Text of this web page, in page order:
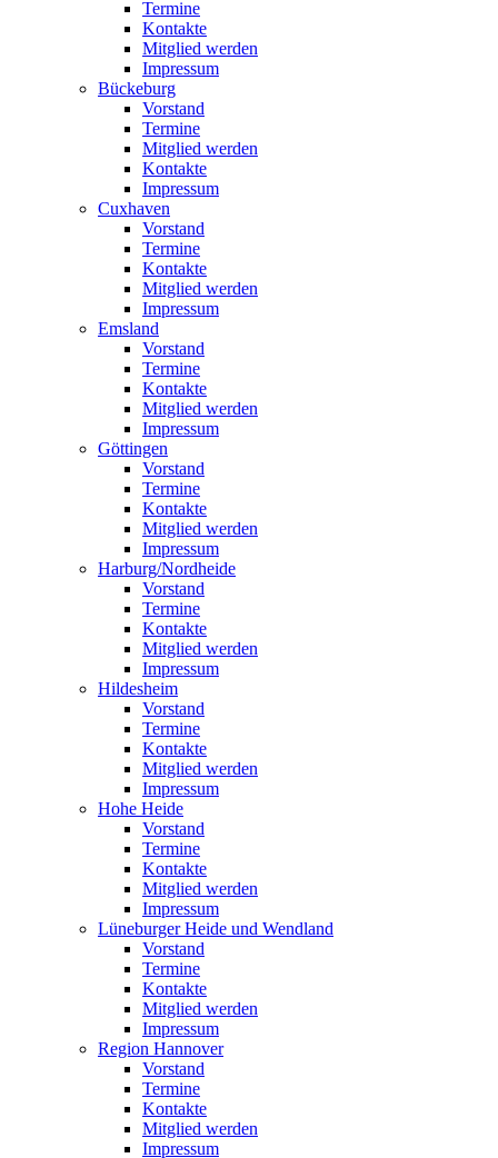
Termine
Kontakte
Mitglied werden
Impressum
Bückeburg
Vorstand
Termine
Mitglied werden
Kontakte
Impressum
Cuxhaven
Vorstand
Termine
Kontakte
Mitglied werden
Impressum
Emsland
Vorstand
Termine
Kontakte
Mitglied werden
Impressum
Göttingen
Vorstand
Termine
Kontakte
Mitglied werden
Impressum
Harburg/Nordheide
Vorstand
Termine
Kontakte
Mitglied werden
Impressum
Hildesheim
Vorstand
Termine
Kontakte
Mitglied werden
Impressum
Hohe Heide
Vorstand
Termine
Kontakte
Mitglied werden
Impressum
Lüneburger Heide und Wendland
Vorstand
Termine
Kontakte
Mitglied werden
Impressum
Region Hannover
Vorstand
Termine
Kontakte
Mitglied werden
Impressum